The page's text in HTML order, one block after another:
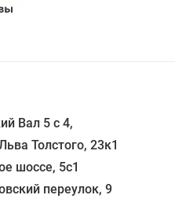
Вал 5 с 4,
Толстого, 23к1
шоссе, 5с1